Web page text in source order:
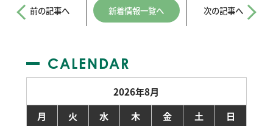
前の記事へ 新着情報一覧へ 次の記事へ
CALENDAR
2026年8月
月
火 水 木 金 土
日